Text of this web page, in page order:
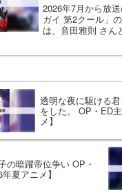
2026年7月から放
ガイ 第2クール」
は、音田雅則 さん
します。OP主題
で、曲名は「
透明な夜に駆ける
をした。 OP・ED
メ】
の暗躍帝位争い OP・
夏アニメ】